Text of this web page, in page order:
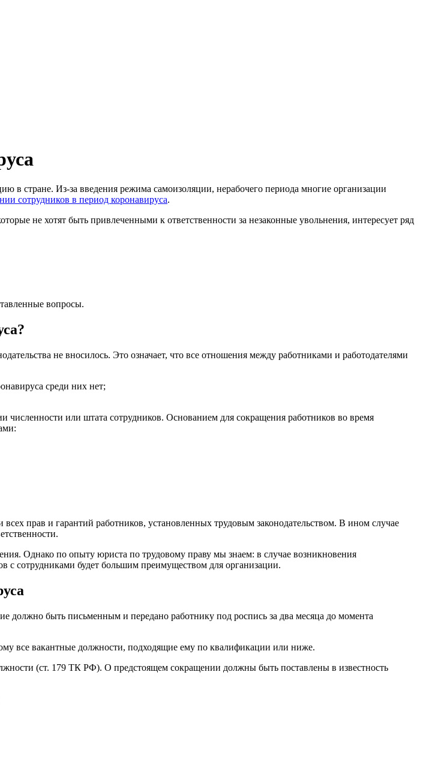
в стране. Из-за введения режима самоизоляции, нерабочего периода многие организации
сотрудников в период коронавируса.
не хотят быть привлеченными к ответственности за незаконные увольнения, интересует ряд
вопросы.
не вносилось. Это означает, что все отношения между работниками и работодателями
среди них нет;
или штата сотрудников. Основанием для сокращения работников во время
прав и гарантий работников, установленных трудовым законодательством. В ином случае
Однако по опыту юриста по трудовому праву мы знаем: в случае возникновения
с сотрудниками будет большим преимуществом для организации.
должно быть письменным и передано работнику под роспись за два месяца до момента
все вакантные должности, подходящие ему по квалификации или ниже.
(ст. 179 ТК РФ). О предстоящем сокращении должны быть поставлены в известность